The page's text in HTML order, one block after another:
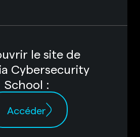
le site de
Cybersecurity
School :
Accéder